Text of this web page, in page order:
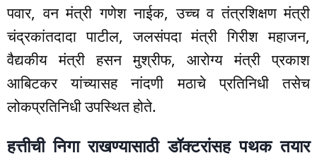
पवार, वन मंत्री गणेश नाईक, उच्च व तंत्रशिक्षण मंत्री
चंद्रकांतदादा पाटील, जलसंपदा मंत्री गिरीश महाजन,
वैद्यकीय मंत्री हसन मुश्रीफ, आरोग्य मंत्री प्रकाश
आबिटकर यांच्यासह नांदणी मठाचे प्रतिनिधी तसेच
लोकप्रतिनिधी उपस्थित होते.
हत्तीची निगा राखण्यासाठी डॉक्टरांसह पथक तयार